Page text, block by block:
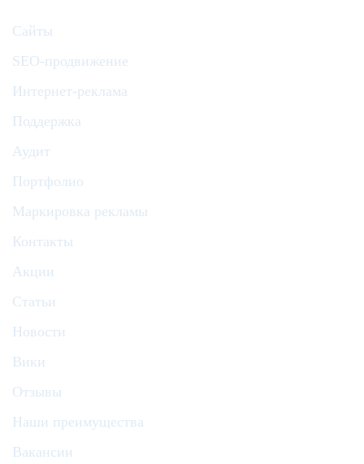
Сайты
SEO-продвижение
Интернет-реклама
Поддержка
Аудит
Портфолио
Маркировка рекламы
Контакты
Акции
Статьи
Новости
Вики
Отзывы
Наши преимущества
Вакансии